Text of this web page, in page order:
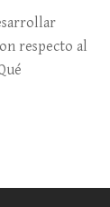
respecto al